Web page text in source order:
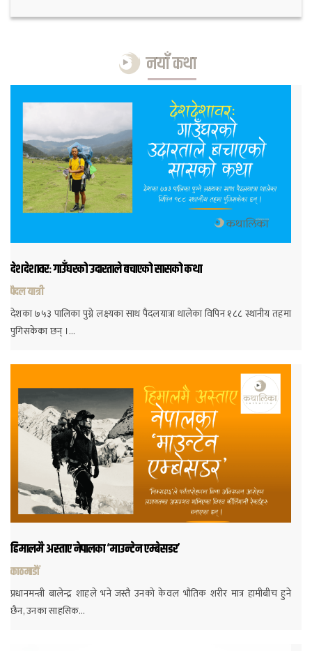
नयाँ कथा
देशदेशावरः गाउँघरको उदारताले बचाएको सासको कथा
पैदल यात्री
देशका ७५३ पालिका पुग्ने लक्ष्यका साथ पैदलयात्रा थालेका विपिन १८८ स्थानीय तहमा
पुगिसकेका छन् ।…
हिमालमै अस्ताए नेपालका ‘माउन्टेन एम्बेसडर’
काठमाडौं
प्रधानमन्त्री बालेन्द्र शाहले भने जस्तै उनको केवल भौतिक शरीर मात्र हामीबीच हुने
छैन, उनका साहसिक…